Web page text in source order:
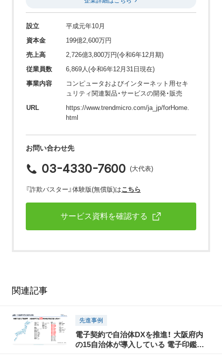
設立
平成元年10月
資本金
199億2,600万円
売上高
2,726億3,800万円(令和6年12月期)
従業員数
6,869人(令和6年12月31日現在)
事業内容
コンピュータおよびインターネット用セキ
ュリティ関連製品・サービスの開発・販売
URL
https://www.trendmicro.com/ja_jp/forHome.
html
お問い合わせ先
03-4330-7600 (大代表)
『詐欺バスター』体験版(無償版)はこちら
サービス資料を確認する
関連記事
先進事例
電子契約で自治体DXを推進！ 大阪府内
の15自治体が導入している 電子印鑑